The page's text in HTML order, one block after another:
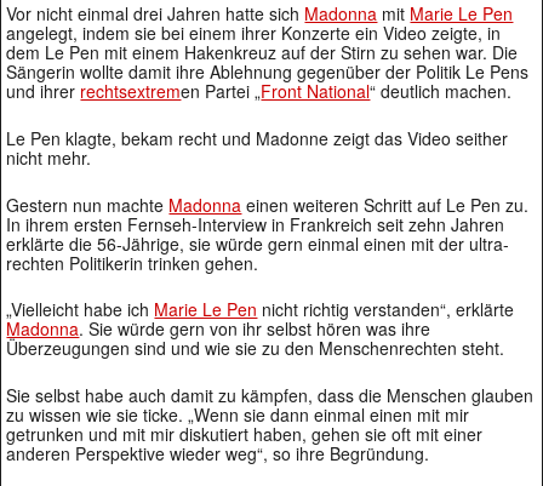
Vor nicht einmal drei Jahren hatte sich Madonna mit Marie Le Pen
angelegt, indem sie bei einem ihrer Konzerte ein Video zeigte, in
dem Le Pen mit einem Hakenkreuz auf der Stirn zu sehen war. Die
Sängerin wollte damit ihre Ablehnung gegenüber der Politik Le Pens
und ihrer rechtsextremen Partei „Front National“ deutlich machen.
Le Pen klagte, bekam recht und Madonne zeigt das Video seither
nicht mehr.
Gestern nun machte Madonna einen weiteren Schritt auf Le Pen zu.
In ihrem ersten Fernseh-Interview in Frankreich seit zehn Jahren
erklärte die 56-Jährige, sie würde gern einmal einen mit der ultra-
rechten Politikerin trinken gehen.
„Vielleicht habe ich Marie Le Pen nicht richtig verstanden“, erklärte
Madonna. Sie würde gern von ihr selbst hören was ihre
Überzeugungen sind und wie sie zu den Menschenrechten steht.
Sie selbst habe auch damit zu kämpfen, dass die Menschen glauben
zu wissen wie sie ticke. „Wenn sie dann einmal einen mit mir
getrunken und mit mir diskutiert haben, gehen sie oft mit einer
anderen Perspektive wieder weg“, so ihre Begründung.